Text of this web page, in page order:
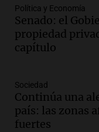
ayuda por
Amamos
Episodios
avanza con
accidente
Panorama
Política y Economía
Senado: el
propiedad
capítulo
Sociedad
Continúa una
país: las zonas
fuertes